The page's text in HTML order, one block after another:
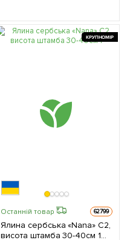
КРУПНОМІР
Останній товар 62799
Ялина сербська «Nana» С2,
висота штамба 30-40см 1